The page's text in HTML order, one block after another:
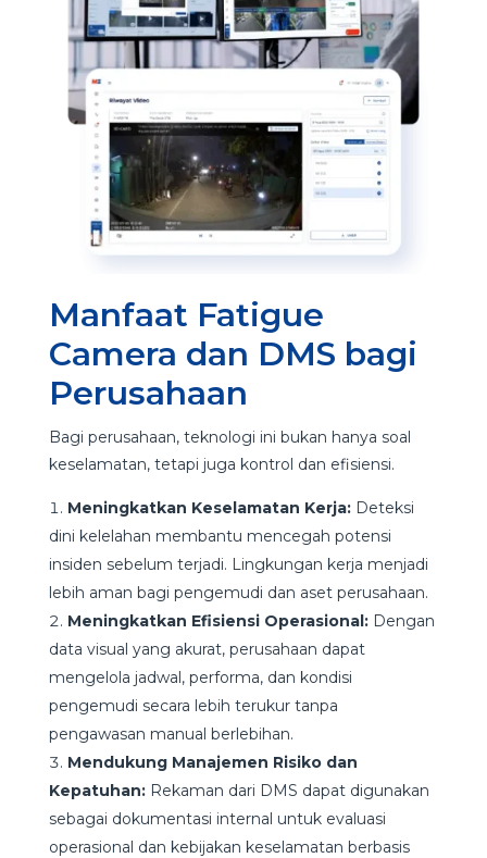
Manfaat Fatigue
Camera dan DMS bagi
Perusahaan
Bagi perusahaan, teknologi ini bukan hanya soal
keselamatan, tetapi juga kontrol dan efisiensi.
Meningkatkan Keselamatan Kerja: Deteksi
dini kelelahan membantu mencegah potensi
insiden sebelum terjadi. Lingkungan kerja menjadi
lebih aman bagi pengemudi dan aset perusahaan.
Meningkatkan Efisiensi Operasional: Dengan
data visual yang akurat, perusahaan dapat
mengelola jadwal, performa, dan kondisi
pengemudi secara lebih terukur tanpa
pengawasan manual berlebihan.
Mendukung Manajemen Risiko dan
Kepatuhan: Rekaman dari DMS dapat digunakan
sebagai dokumentasi internal untuk evaluasi
operasional dan kebijakan keselamatan berbasis